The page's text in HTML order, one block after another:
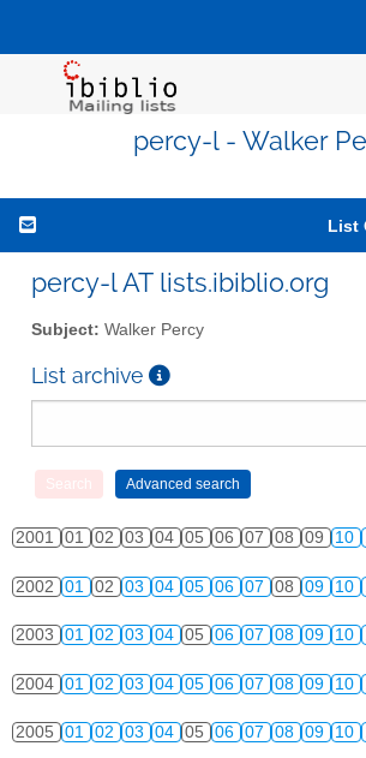
percy-l - Walker
List
percy-l AT lists.ibiblio.org
Subject: Walker Percy
List archive
2001 01 02 03 04 05 06 07 08 09 10
2002 01 02 03 04 05 06 07 08 09 10
2003 01 02 03 04 05 06 07 08 09 10
2004 01 02 03 04 05 06 07 08 09 10
2005 01 02 03 04 05 06 07 08 09 10